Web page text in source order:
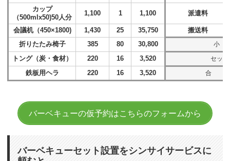
カップ
（500mlx50)50人分
1,100 1 1,100 派遣料
会議机（450×1800) 1,430 25 35,750
搬送料
折りたたみ椅子
385 80 30,800 小
トング（炭・食材） 220 16 3,520 セッ
鉄板用ヘラ 220 16 3,520 合 計(
バーベキューの仮予約はこちらのフォームから
バーベキューセット設置をシンサイサービスに